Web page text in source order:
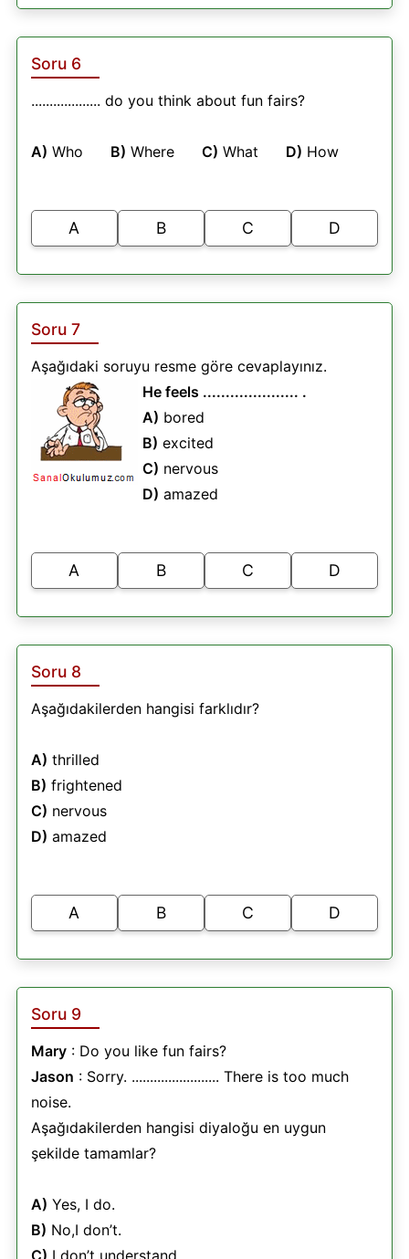
Soru 6
................... do you think about fun fairs?
A) Who B) Where C) What D) How
A B C D
Soru 7
Aşağıdaki soruyu resme göre cevaplayınız.
He feels ..................... .
A) bored
B) excited
C) nervous
D) amazed
A B C D
Soru 8
Aşağıdakilerden hangisi farklıdır?
A) thrilled
B) frightened
C) nervous
D) amazed
A B C D
Soru 9
Mary: Do you like fun fairs?
Jason : Sorry. ........................ There is too much
noise.
Aşağıdakilerden hangisi diyaloğu en uygun
şekilde tamamlar?
A) Yes, I do.
B) No,I don’t.
C) I don’t understand.